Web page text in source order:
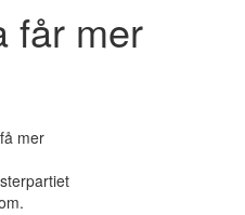
får mer
mer